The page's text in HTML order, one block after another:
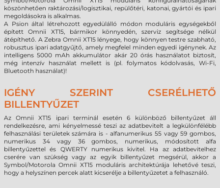
köszönhetően raktározási/logisztikai, repülőtéri, katonai, gyártói és ipari
megoldásokra is alkalmas.
A Psion által létrehozott egyedülálló módon moduláris egységekből
épített Omnii XT15, bármikor könnyedén, szerviz segítsége nélkül
átépíthető. A Zebra Omnii XT15 lényege, hogy könnyen testre szabható,
robusztus ipari adatgyűjtő, amely megfelel minden egyedi igénynek. Az
intelligens 5000 mAh akkumulátor akár 20 órás használatot biztosít,
még intenzív használat mellett is (pl. folymatos kódolvasás, Wi-Fi,
Bluetooth használat)!
IGÉNY SZERINT CSERÉLHETŐ
BILLENTYŰZET
Az Omnii XT15 ipari terminál esetén 6 különböző billentyűzet áll
rendelkezésre, ami kényelmessé teszi az adatbevitelt a legkülönfélébb
felhasználási területek számára is - alfanumerikus 55 vagy 59 gombos,
numerikus 34 vagy 36 gombos, numerikus, módosított alfa
billentyűzettel és QWERTY numerikus kivitel. Ha az adatbevitelhez
cserére van szükség vagy az egyik billentyűzet megsérül, akkor a
Symbol/Motorola Omnii XT15 moduláris architektúrája lehetővé teszi,
hogy a helyszínen percek alatt kicserélje a billentyűzetet a felhasználó.